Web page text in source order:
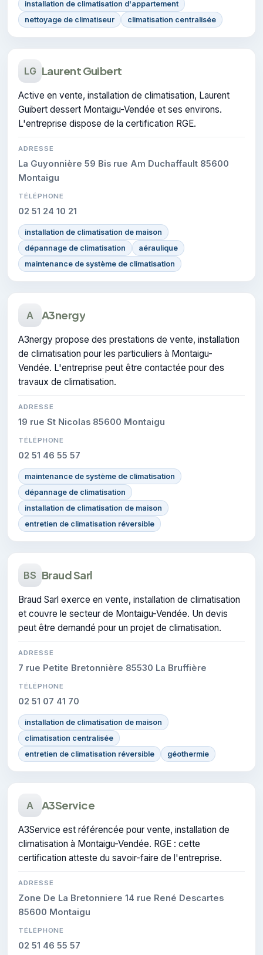
installation de climatisation d'appartement
nettoyage de climatiseur
climatisation centralisée
LG Laurent Guibert
Active en vente, installation de climatisation, Laurent
Guibert dessert Montaigu-Vendée et ses environs.
L'entreprise dispose de la certification RGE.
ADRESSE
La Guyonnière 59 Bis rue Am Duchaffault 85600
Montaigu
TÉLÉPHONE
02 51 24 10 21
installation de climatisation de maison
dépannage de climatisation
aéraulique
maintenance de système de climatisation
A A3nergy
A3nergy propose des prestations de vente, installation
de climatisation pour les particuliers à Montaigu-
Vendée. L'entreprise peut être contactée pour des
travaux de climatisation.
ADRESSE
19 rue St Nicolas 85600 Montaigu
TÉLÉPHONE
02 51 46 55 57
maintenance de système de climatisation
dépannage de climatisation
installation de climatisation de maison
entretien de climatisation réversible
BS Braud Sarl
Braud Sarl exerce en vente, installation de climatisation
et couvre le secteur de Montaigu-Vendée. Un devis
peut être demandé pour un projet de climatisation.
ADRESSE
7 rue Petite Bretonnière 85530 La Bruffière
TÉLÉPHONE
02 51 07 41 70
installation de climatisation de maison
climatisation centralisée
entretien de climatisation réversible
géothermie
A A3Service
A3Service est référencée pour vente, installation de
climatisation à Montaigu-Vendée. RGE : cette
certification atteste du savoir-faire de l'entreprise.
ADRESSE
Zone De La Bretonniere 14 rue René Descartes
85600 Montaigu
TÉLÉPHONE
02 51 46 55 57